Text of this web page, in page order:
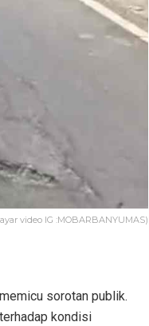
video IG :MOBARBANYUMAS)
sorotan publik.
kondisi